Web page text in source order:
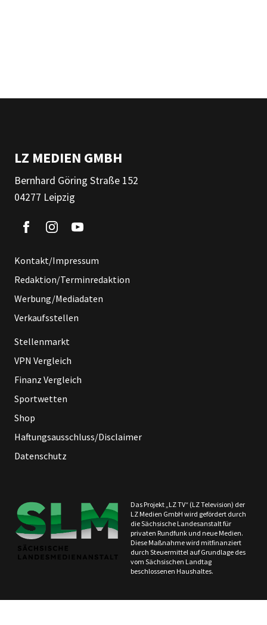
LZ MEDIEN GMBH
Bernhard Göring Straße 152
04277 Leipzig
Kontakt/Impressum
Redaktion/Terminredaktion
Werbung/Mediadaten
Verkaufsstellen
Stellenmarkt
VPN Vergleich
Finanz Vergleich
Sportwetten
Shop
Haftungsausschluss/Disclaimer
Datenschutz
Das Projekt „LZ TV“ (LZ Television) der
LZ Medien GmbH wird gefördert durch
die Sächsische Landesanstalt für
privaten Rundfunk und neue Medien.
Diese Maßnahme wird mitfinanziert
durch Steuermittel auf Grundlage des
vom Sächsischen Landtag
beschlossenen Haushaltes.